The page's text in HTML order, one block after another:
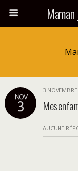
NOV
3
3
Mes
AUCUNE